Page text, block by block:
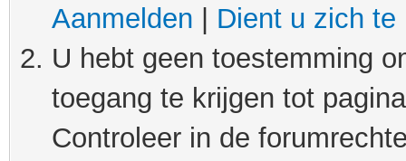
Aanmelden
Dient u zich te
U hebt geen toestemming
toegang te krijgen tot
Controleer in de